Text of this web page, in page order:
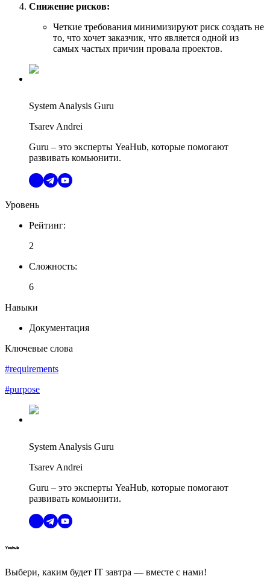
Снижение рисков:
Четкие требования минимизируют риск создать не
то, что хочет заказчик, что является одной из
самых частых причин провала проектов.
System Analysis Guru
Tsarev Andrei
Guru – это эксперты YeaHub, которые помогают
развивать комьюнити.
Уровень
Рейтинг:
2
Сложность:
6
Навыки
Документация
Ключевые слова
#requirements
#purpose
System Analysis Guru
Tsarev Andrei
Guru – это эксперты YeaHub, которые помогают
развивать комьюнити.
Выбери, каким будет IT завтра — вместе c нами!